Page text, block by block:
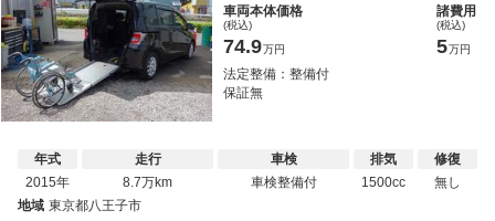
車両本体価格
(税込)
74.9万円
諸費用
(税込)
5万円
法定整備：整備付
保証無
年式
2015年
走行
8.7万km
車検
車検整備付
排気
1500cc
修復
無し
地域 東京都八王子市